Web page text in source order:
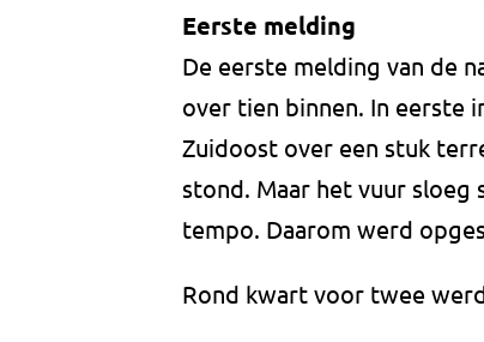
Eerste melding
De eerste melding van de
over tien binnen. In eerste
Zuidoost over een stuk
stond. Maar het vuur sloeg
tempo. Daarom werd
Rond kwart voor twee